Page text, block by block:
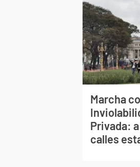
Marcha
Privada:
calles